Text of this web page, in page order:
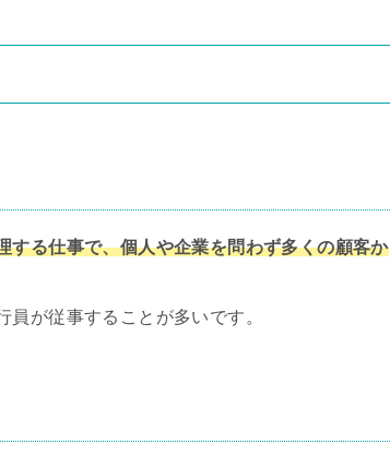
する仕事で、個人や企業を問わず多くの顧客か
員が従事することが多いです。